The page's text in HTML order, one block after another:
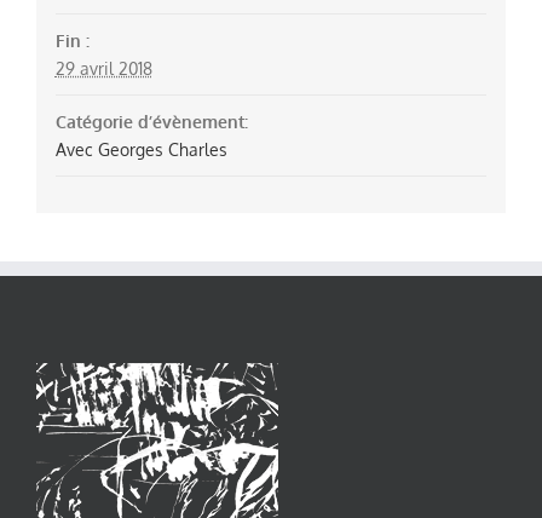
Fin :
29 avril 2018
Catégorie d’évènement:
Avec Georges Charles